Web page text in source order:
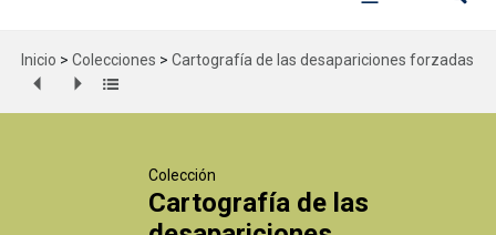
Inicio > Colecciones > Cartografía de las desapariciones forzadas
Colección
Cartografía de las